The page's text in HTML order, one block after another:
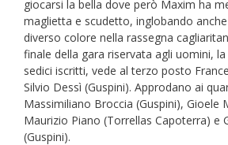
giocarsi la bella dove però Maxim ha
maglietta e scudetto, inglobando
diverso colore nella rassegna
finale della gara riservata agli uomini,
sedici iscritti, vede al terzo posto
Silvio Dessì (Guspini). Approdano ai
Massimiliano Broccia (Guspini), Gioele
Maurizio Piano (Torrellas Capoterra) e
(Guspini).